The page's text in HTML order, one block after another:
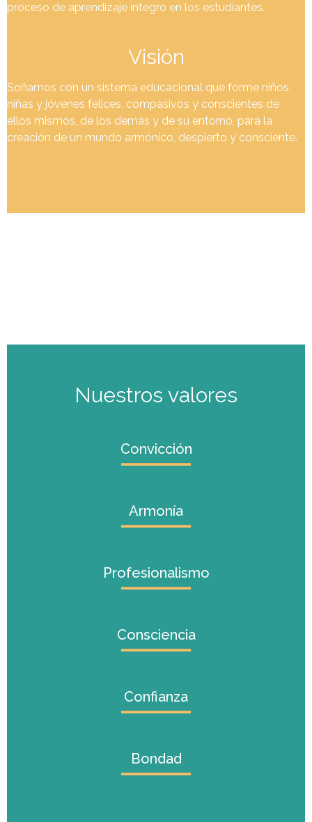
proceso de aprendizaje íntegro en los estudiantes.
Visión
Soñamos con un sistema educacional que forme niños,
niñas y jóvenes felices, compasivos y conscientes de
ellos mismos, de los demás y de su entorno, para la
creación de un mundo armónico, despierto y consciente.
Nuestros valores
Convicción
Armonía
Profesionalismo
Consciencia
Confianza
Bondad